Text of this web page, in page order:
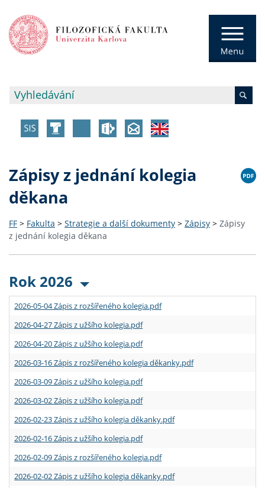
Zápisy z jednání kolegia
děkana
FF > Fakulta > Strategie a další dokumenty > Zápisy > Zápisy
z jednání kolegia děkana
Rok 2026
2026-05-04 Zápis z rozšířeného kolegia.pdf
2026-04-27 Zápis z užšího kolegia.pdf
2026-04-20 Zápis z užšího kolegia.pdf
2026-03-16 Zápis z rozšířeného kolegia děkanky.pdf
2026-03-09 Zápis z užšího kolegia.pdf
2026-03-02 Zápis z užšího kolegia.pdf
2026-02-23 Zápis z užšího kolegia děkanky.pdf
2026-02-16 Zápis z užšího kolegia.pdf
2026-02-09 Zápis z rozšířeného kolegia.pdf
2026-02-02 Zápis z užšího kolegia děkanky.pdf